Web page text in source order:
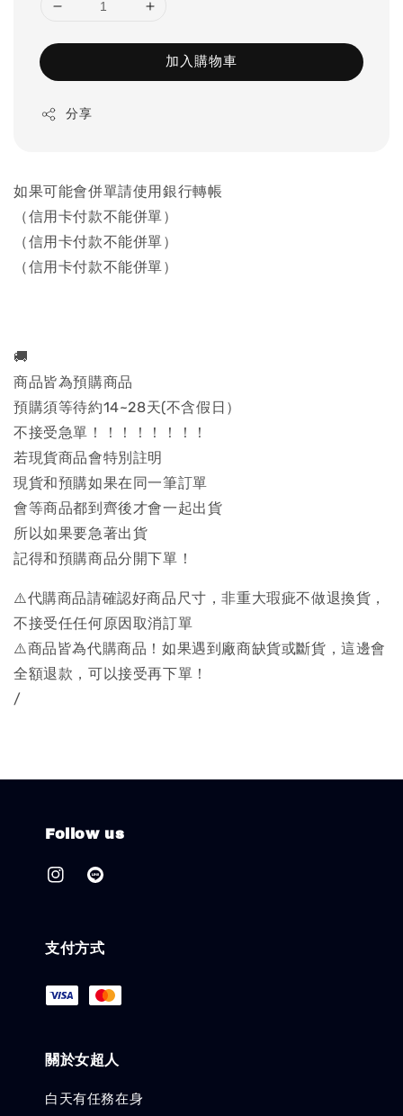
加入購物車
分享
如果可能會併單請使用銀行轉帳
（信用卡付款不能併單）
（信用卡付款不能併單）
（信用卡付款不能併單）
🚚
商品皆為預購商品
預購須等待約14~28天(不含假日）
不接受急單！！！！！！！！
若現貨商品會特別註明
現貨和預購如果在同一筆訂單
會等商品都到齊後才會一起出貨
所以如果要急著出貨
記得和預購商品分開下單！
⚠️代購商品請確認好商品尺寸，非重大瑕疵不做退換貨，
不接受任任何原因取消訂單
⚠️商品皆為代購商品！如果遇到廠商缺貨或斷貨，這邊會
全額退款，可以接受再下單！
/
Follow us
支付方式
關於女超人
白天有任務在身